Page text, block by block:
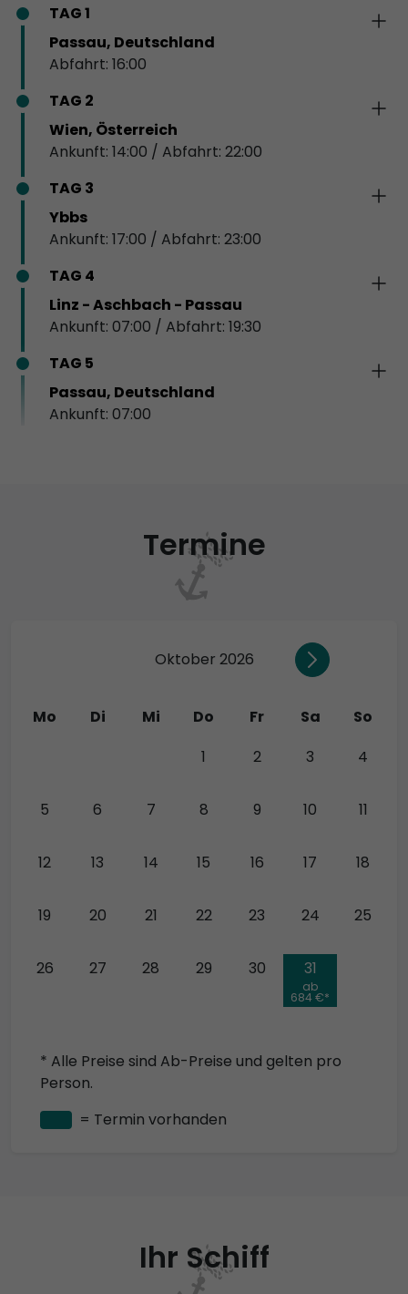
TAG 1
Passau, Deutschland
Abfahrt: 16:00
TAG 2
Wien, Österreich
Ankunft: 14:00 / Abfahrt: 22:00
TAG 3
Ybbs
Ankunft: 17:00 / Abfahrt: 23:00
TAG 4
Linz - Aschbach - Passau
Ankunft: 07:00 / Abfahrt: 19:30
TAG 5
Passau, Deutschland
Ankunft: 07:00
Termine
Oktober 2026
Mo Di Mi Do Fr Sa
So
1 2 3 4
5 6 7 8 9 10 11
12 13 14 15 16 17 18
19 20 21 22 23 24 25
26 27 28 29 30
ab
684 €*
31
* Alle Preise sind Ab-Preise und gelten pro
Person.
= Termin vorhanden
Ihr Schiff